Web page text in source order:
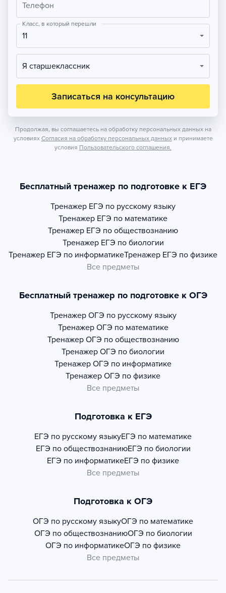
Телефон
Класс, в который перешли
11
Я старшеклассник
Записаться на консультацию
Продолжая, вы соглашаетесь на обработку персональных данных на
условиях Согласия на обработку персональных данных и принимаете
условия Пользовательского соглашения.
Бесплатный тренажер по подготовке к ЕГЭ
Тренажер ЕГЭ по русскому языку
Тренажер ЕГЭ по математике
Тренажер ЕГЭ по обществознанию
Тренажер ЕГЭ по биологии
Тренажер ЕГЭ по информатикеТренажер ЕГЭ по физике
Все предметы
Бесплатный тренажер по подготовке к ОГЭ
Тренажер ОГЭ по русскому языку
Тренажер ОГЭ по математике
Тренажер ОГЭ по обществознанию
Тренажер ОГЭ по биологии
Тренажер ОГЭ по информатике
Тренажер ОГЭ по физике
Все предметы
Подготовка к ЕГЭ
ЕГЭ по русскому языкуЕГЭ по математике
ЕГЭ по обществознаниюЕГЭ по биологии
ЕГЭ по информатикеЕГЭ по физике
Все предметы
Подготовка к ОГЭ
ОГЭ по русскому языкуОГЭ по математике
ОГЭ по обществознаниюОГЭ по биологии
ОГЭ по информатикеОГЭ по физике
Все предметы